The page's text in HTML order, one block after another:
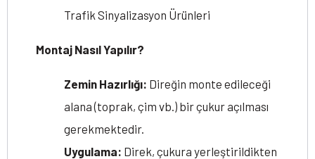
Trafik Sinyalizasyon Ürünleri
Montaj Nasıl Yapılır?
Zemin Hazırlığı: Direğin monte edileceği
alana (toprak, çim vb.) bir çukur açılması
gerekmektedir.
Uygulama: Direk, çukura yerleştirildikten